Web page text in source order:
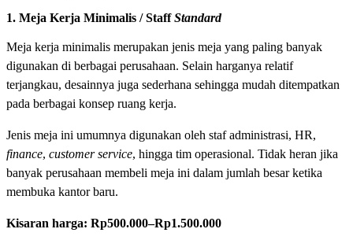
1. Meja Kerja Minimalis / StaffStandard
Meja kerja minimalis merupakan jenis meja yang paling banyak
digunakan di berbagai perusahaan. Selain harganya relatif
terjangkau, desainnya juga sederhana sehingga mudah ditempatkan
pada berbagai konsep ruang kerja.
Jenis meja ini umumnya digunakan oleh staf administrasi, HR,
finance, customer service, hingga tim operasional. Tidak heran jika
banyak perusahaan membeli meja ini dalam jumlah besar ketika
membuka kantor baru.
Kisaran harga: Rp500.000–Rp1.500.000